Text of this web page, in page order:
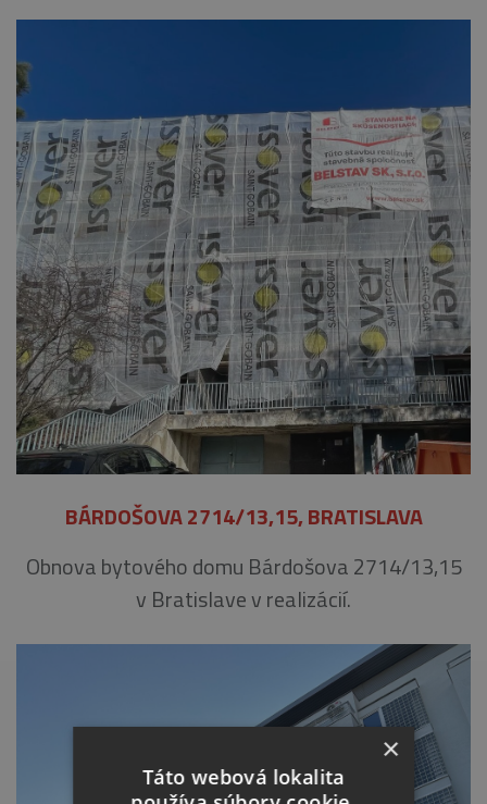
BÁRDOŠOVA 2714/13,15, BRATISLAVA
Obnova bytového domu Bárdošova 2714/13,15
v Bratislave v realizácií.
×
Táto webová lokalita